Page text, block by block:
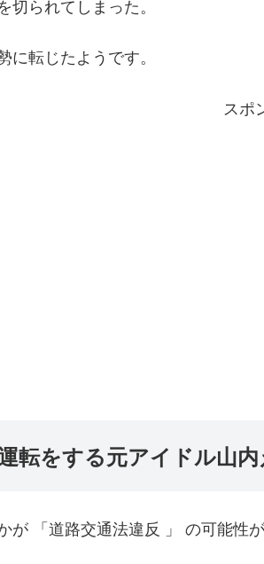
切られてしまった。
に転じたようです。
スポ
転をする元アイドル山
が 「道路交通法違反 」 の可能性